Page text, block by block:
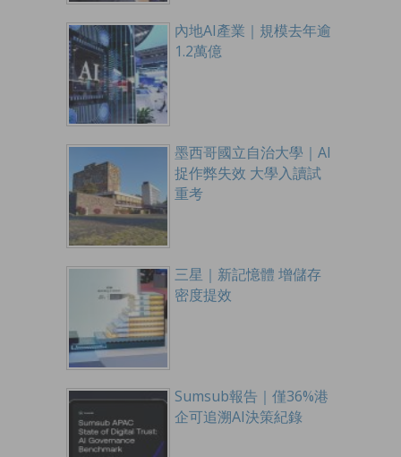
內地AI產業｜規模去年逾
1.2萬億
墨西哥國立自治大學｜AI
捉作弊失效 大學入讀試
重考
三星｜新記憶體 增儲存
密度提效
Sumsub報告｜僅36%港
企可追溯AI決策紀錄